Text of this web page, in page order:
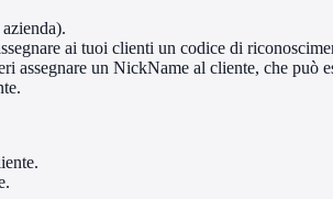
ai tuoi clienti un codice di
assegnare un NickName al cliente, che può